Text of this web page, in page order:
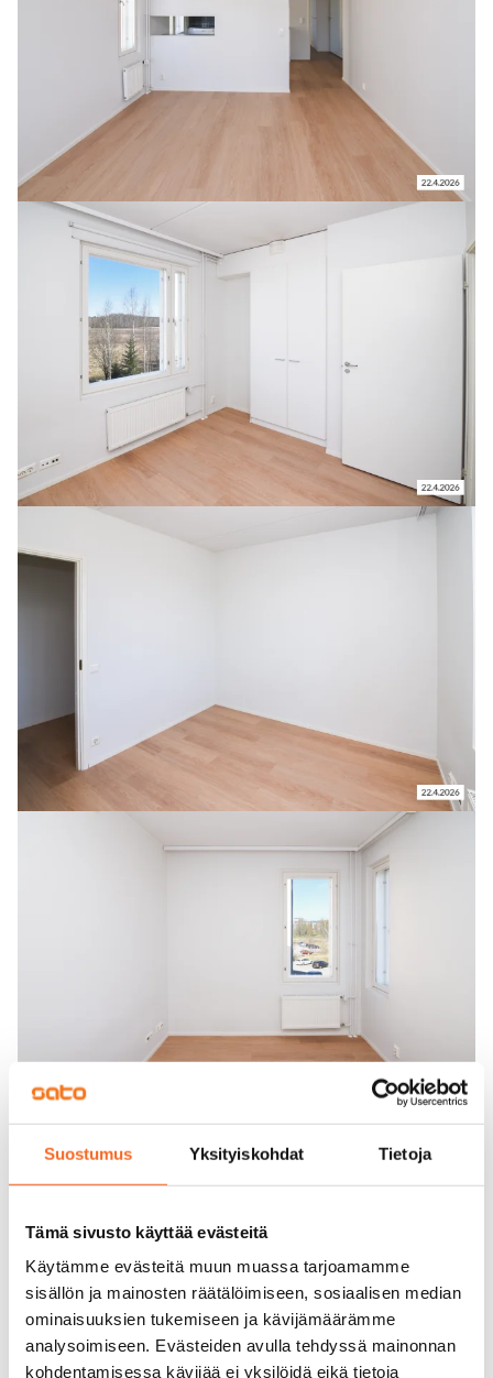
Suostumus Yksityiskohdat Tietoja
Tämä sivusto käyttää evästeitä
Käytämme evästeitä muun muassa tarjoamamme
sisällön ja mainosten räätälöimiseen, sosiaalisen median
ominaisuuksien tukemiseen ja kävijämäärämme
analysoimiseen. Evästeiden avulla tehdyssä mainonnan
kohdentamisessa kävijää ei yksilöidä eikä tietoja